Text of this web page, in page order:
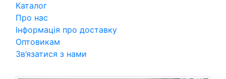
Каталог
Про нас
Інформація про доставку
Оптовикам
Зв’язатися з нами